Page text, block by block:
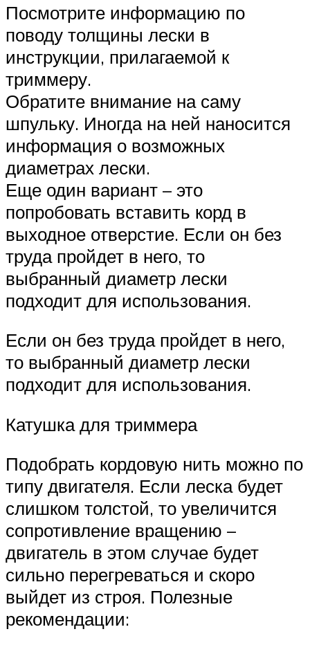
Посмотрите информацию по
поводу толщины лески в
инструкции, прилагаемой к
триммеру.
Обратите внимание на саму
шпульку. Иногда на ней наносится
информация о возможных
диаметрах лески.
Еще один вариант – это
попробовать вставить корд в
выходное отверстие. Если он без
труда пройдет в него, то
выбранный диаметр лески
подходит для использования.
Если он без труда пройдет в него,
то выбранный диаметр лески
подходит для использования.
Катушка для триммера
Подобрать кордовую нить можно по
типу двигателя. Если леска будет
слишком толстой, то увеличится
сопротивление вращению –
двигатель в этом случае будет
сильно перегреваться и скоро
выйдет из строя. Полезные
рекомендации: